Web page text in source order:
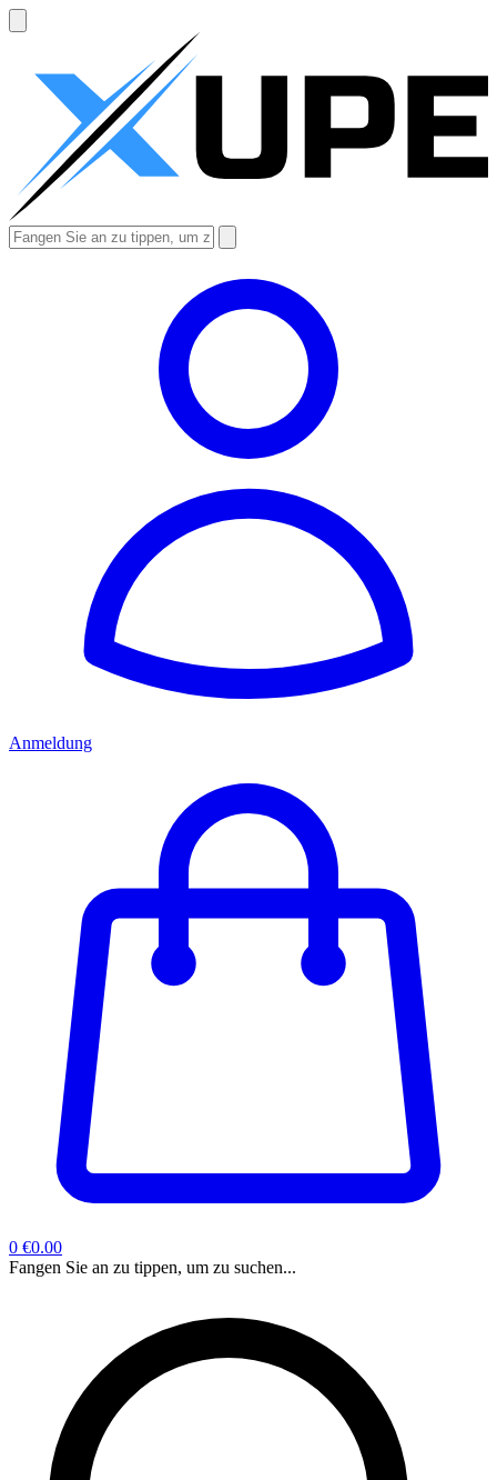
Anmeldung
0 €0.00
Fangen Sie an zu tippen, um zu suchen...